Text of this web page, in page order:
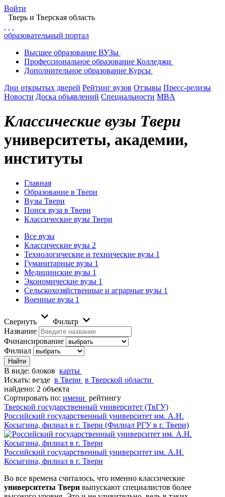
Войти
Тверь и Тверская область
образовательный портал
Высшее образование ВУЗы
Профессиональное образование Колледжи
Дополнительное образование Курсы
Дни открытых дверей Рейтинг вузов Отзывы Пресс-релизы
Новости Доска объявлений Специальности MBA
Классические вузы Твери
университеты, академии,
институты
Главная
Образование в Твери
Вузы Твери
Поиск вуза в Твери
Классические вузы Твери
Все вузы
Классические вузы 2
Технологические и технические вузы 1
Гуманитарные вузы 1
Медицинские вузы 1
Экономические вузы 1
Сельскохозяйственные и аграрные вузы 1
Военные вузы 1
Свернуть
Фильтр
Название
Финансирование
Филиал
В виде: блоков карты
Искать: везде в Твери в Тверской области
найдено: 2 объекта
Сортировать по: имени рейтингу
Тверской государственный университет (ТвГУ)
Российский государственный университет им. А.Н.
Косыгина, филиал в г. Твери (Филиал РГУ в г. Твери)
Российский государственный университет им. А.Н.
Косыгина, филиал в г. Твери
Во все времена считалось, что именно классические
университеты Твери выпускают специалистов более